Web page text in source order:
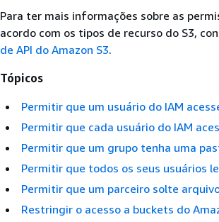
Para ter mais informações sobre as
acordo com os tipos de recurso do S3,
de API do Amazon S3.
Tópicos
Permitir que um usuário do IAM
Permitir que cada usuário do IAM
Permitir que um grupo tenha uma
Permitir que todos os seus usuários
Permitir que um parceiro solte
Restringir o acesso a buckets do